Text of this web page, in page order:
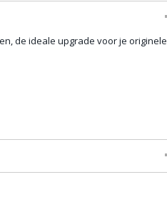
de ideale upgrade voor je originele